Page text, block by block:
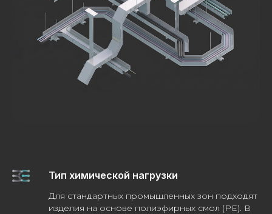
Тип химической нагрузки
Для стандартных промышленных зон подходят
изделия на основе полиэфирных смол (PE). В